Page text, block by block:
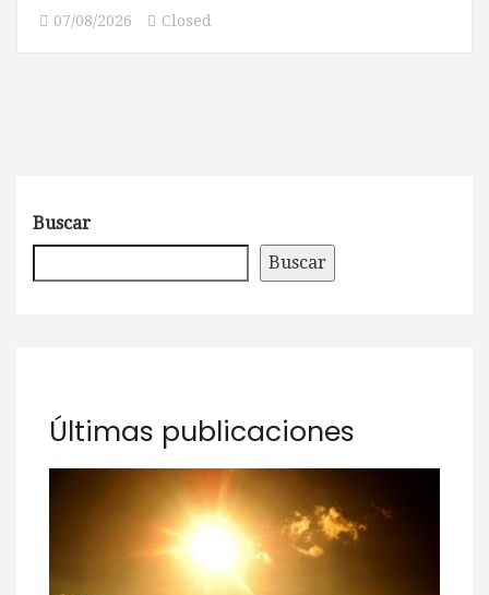
07/08/2026 Closed
Buscar
Buscar
Últimas publicaciones